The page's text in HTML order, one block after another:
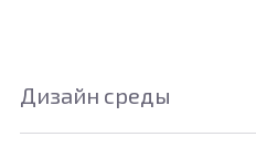
Дизайн среды